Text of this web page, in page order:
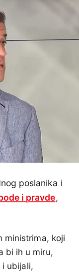
poslanika i
i pravde,
ministrima, koji
bi ih u miru,
i ubijali,